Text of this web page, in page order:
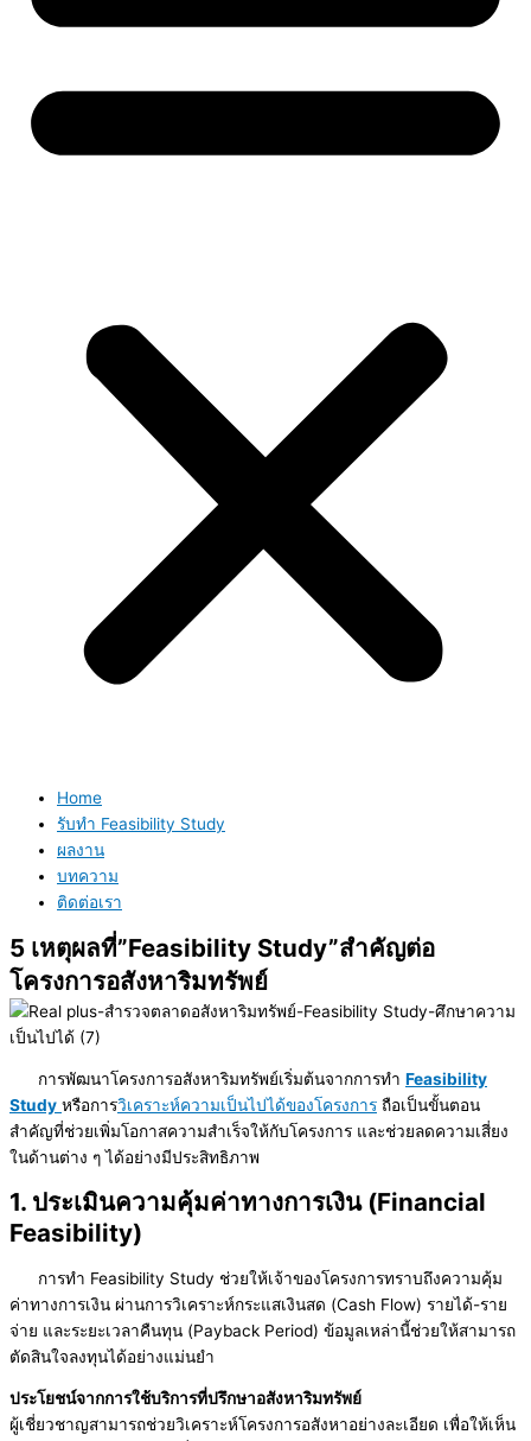
Home
รับทำ Feasibility Study
ผลงาน
บทความ
ติดต่อเรา
5 เหตุผลที่”Feasibility Study”สำคัญต่อ
โครงการอสังหาริมทรัพย์
การพัฒนาโครงการอสังหาริมทรัพย์เริ่มต้นจากการทำ Feasibility
Study หรือการวิเคราะห์ความเป็นไปได้ของโครงการ ถือเป็นขั้นตอน
สำคัญที่ช่วยเพิ่มโอกาสความสำเร็จให้กับโครงการ และช่วยลดความเสี่ยง
ในด้านต่าง ๆ ได้อย่างมีประสิทธิภาพ
1. ประเมินความคุ้มค่าทางการเงิน (Financial
Feasibility)
การทำ Feasibility Study ช่วยให้เจ้าของโครงการทราบถึงความคุ้ม
ค่าทางการเงิน ผ่านการวิเคราะห์กระแสเงินสด (Cash Flow) รายได้-ราย
จ่าย และระยะเวลาคืนทุน (Payback Period) ข้อมูลเหล่านี้ช่วยให้สามารถ
ตัดสินใจลงทุนได้อย่างแม่นยำ
ประโยชน์จากการใช้บริการที่ปรึกษาอสังหาริมทรัพย์
ผู้เชี่ยวชาญสามารถช่วยวิเคราะห์โครงการอสังหาอย่างละเอียด เพื่อให้เห็น